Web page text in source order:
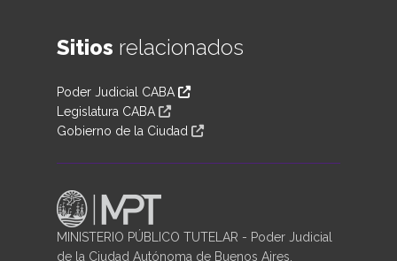
Sitios relacionados
Poder Judicial CABA
Legislatura CABA
Gobierno de la Ciudad
MINISTERIO PÚBLICO TUTELAR - Poder Judicial
de la Ciudad Autónoma de Buenos Aires.